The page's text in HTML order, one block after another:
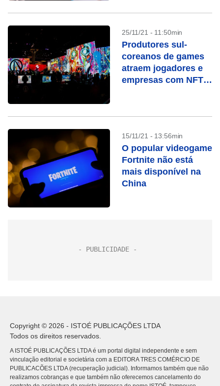
25/11/21 - 11:50min
Produtores sul-
coreanos de games
atraem jogadores e
empresas com NFTs
15/11/21 - 13:56min
O popular videogame
Fortnite não está
mais disponível na
China
Copyright © 2026 - ISTOÉ PUBLICAÇÕES LTDA
Todos os direitos reservados.
A ISTOÉ PUBLICAÇÕES LTDA é um portal digital independente e sem
vinculação editorial e societária com a EDITORA TRES COMÉRCIO DE
PUBLICACÕES LTDA (recuperação judicial). Informamos também que não
realizamos cobranças e que também não oferecemos cancelamento do